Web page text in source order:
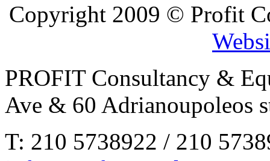
Copyright 2009 © Profit
PROFIT Consultancy &
Ave & 60 Adrianoupoleos
Τ: 210 5738922 / 210